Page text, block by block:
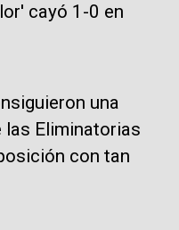
cayó 1-0 en
una
las Eliminatorias
con tan